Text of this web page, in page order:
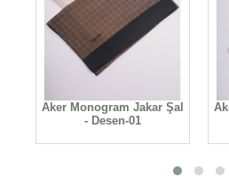
Aker Monogram Jakar Şal
- Desen-01